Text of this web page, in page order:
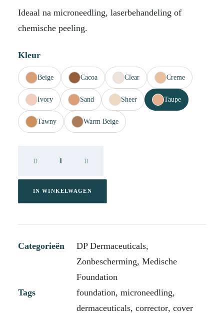
Ideaal na microneedling, laserbehandeling of
chemische peeling.
Kleur
Beige Cacoa Clear Creme
Ivory Sand Sheer Taupe
Tawny Warm Beige
Cover
TaupeIN WINKELWAGEN
Categorieën DP Dermaceuticals,
Zonbescherming, Medische
Foundation
Tags
foundation, microneedling,
dermaceuticals, corrector, cover